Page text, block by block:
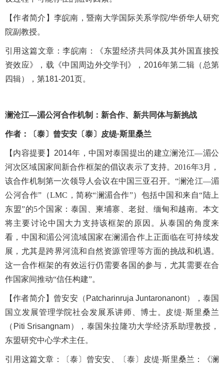
【作者简介 】李皖南，暨南大学国际关系学院/华侨华人研究
院副教授。
引用这篇文章：李皖南：《东盟经济共同体及其外国直接投
资效应》， 载《中国周边外交学刊》， 2016年第二辑（总第
四辑），第181-201页。
澜沧江—湄公河合作机制：新合作、新共同体与新挑战
作者：〔泰〕曾安安 〔泰〕皮缇·斯里桑兰
【内容提要 】 2014年，中国对泰国提出的建立澜沧江—湄公
河次区域国家间新合作框架的倡议表示了支持。 2016年3月，
该合作机制第一次领导人会议在中国三亚召开。“澜沧江—湄
公河合作”（LMC ，简称“澜湄合作”）包括中国和来自“陆上
东盟”的5个国家：泰国、柬埔寨、老挝、缅甸和越南。本文
将主要讨论中国大力支持该框架的原因。从泰国的角度来
看，中国和湄公河流域国家在澜湄合作上正面临在可持续发
展，尤其是跨界河流和自然资源管理等方面的挑战和机遇。
这一合作框架的有效运行仍需要各国的参与，尤其需要在合
作国家间推动“信任构建”。
【作者简介 】曾安安（ Patcharinruja Juntaronanont），泰国
国立发展管理学院社会发展系讲师、博士。皮缇·斯里桑兰
（Piti Srisangnam），泰国朱拉隆功大学经济系助理教授，
东盟研究中心学术主任。
引用这篇文章： 〔泰〕曾安安、〔泰〕皮缇·斯里桑兰：《澜